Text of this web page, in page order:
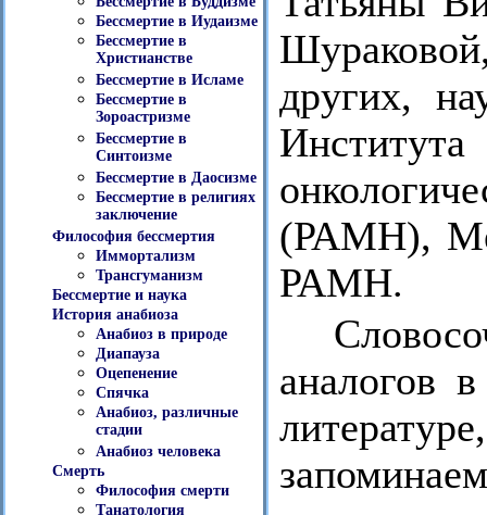
Бессмертие в Иудаизме
Бессмертие в
Христианстве
Бессмертие в Исламе
Бессмертие в
Зороастризме
Бессмертие в
Синтоизме
Бессмертие в Даосизме
Бессмертие в религиях
заключение
Философия бессмертия
Иммортализм
Трансгуманизм
Бессмертие и наука
История анабиоза
Анабиоз в природе
Диапауза
Оцепенение
Спячка
Анабиоз, различные
стадии
Анабиоз человека
Смерть
Философия смерти
Танатология
других,
(РАМН),
РАМН.
аналогов